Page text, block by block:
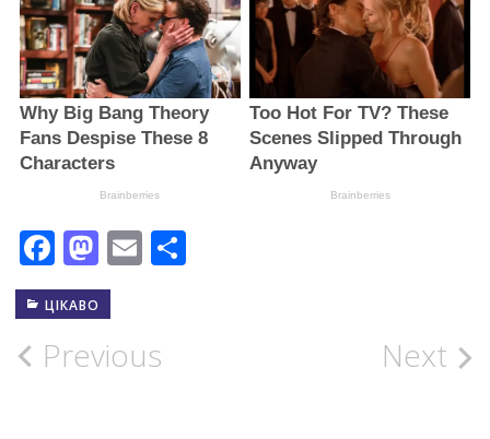
Facebook
Mastodon
EmailПоділитися
ЦІКАВО
Post
Previous Next